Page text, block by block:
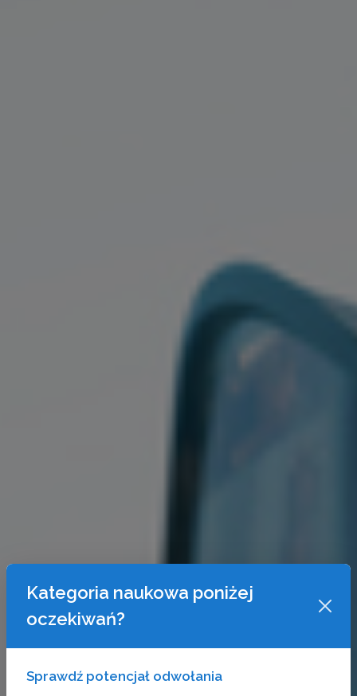
Kategoria naukowa poniżej
oczekiwań?
Sprawdź potencjał odwołania